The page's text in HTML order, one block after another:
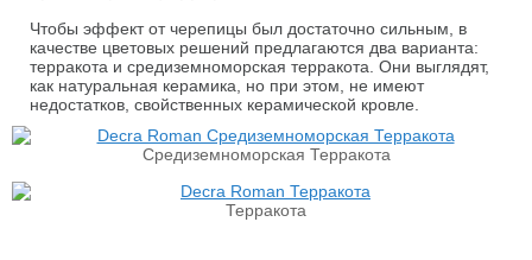
Чтобы эффект от черепицы был достаточно сильным, в
качестве цветовых решений предлагаются два варианта:
терракота и средиземноморская терракота. Они выглядят,
как натуральная керамика, но при этом, не имеют
недостатков, свойственных керамической кровле.
Средиземноморская Терракота
Терракота